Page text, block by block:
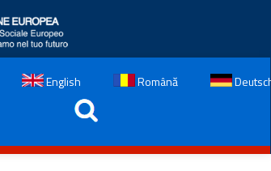
English Română